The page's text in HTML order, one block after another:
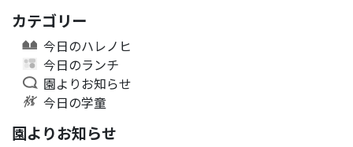
カテゴリー
今日のハレノヒ
今日のランチ
園よりお知らせ
今日の学童
園よりお知らせ